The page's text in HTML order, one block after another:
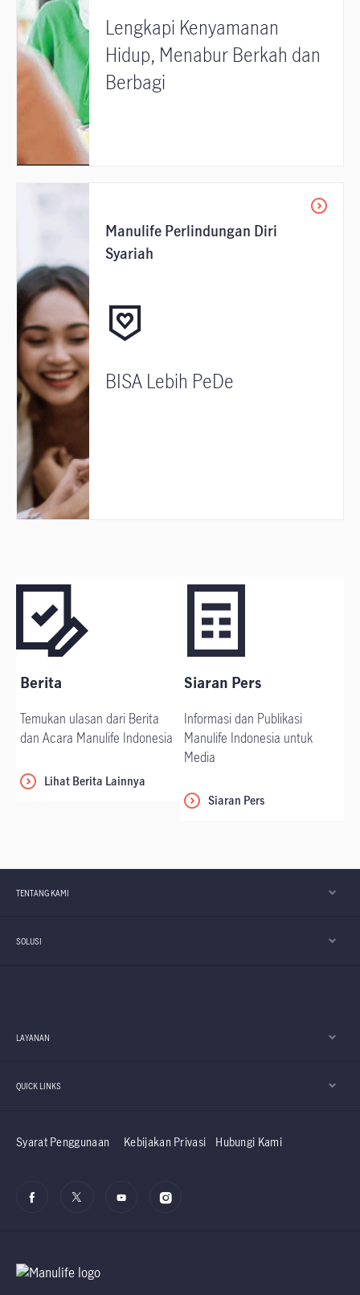
Lengkapi Kenyamanan
Hidup, Menabur Berkah dan
Berbagi
Manulife Perlindungan Diri
Syariah
BISA Lebih PeDe
Berita
Temukan ulasan dari Berita
dan Acara Manulife Indonesia
Lihat Berita Lainnya
Siaran Pers
Informasi dan Publikasi
Manulife Indonesia untuk
Media
Siaran Pers
TENTANG KAMI
SOLUSI
LAYANAN
QUICK LINKS
Syarat Penggunaan Kebijakan Privasi Hubungi Kami